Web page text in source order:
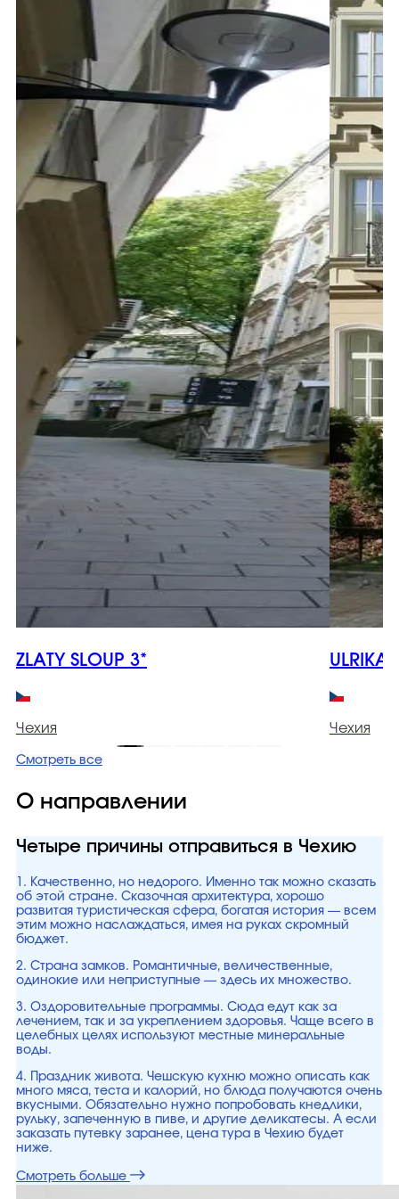
ZLATY SLOUP 3*
Чехия
ULRIKA
Чехия
Смотреть все
О направлении
Четыре причины отправиться в Чехию
1. Качественно, но недорого. Именно так можно сказать
об этой стране. Сказочная архитектура, хорошо
развитая туристическая сфера, богатая история — всем
этим можно наслаждаться, имея на руках скромный
бюджет.
2. Страна замков. Романтичные, величественные,
одинокие или неприступные — здесь их множество.
3. Оздоровительные программы. Сюда едут как за
лечением, так и за укреплением здоровья. Чаще всего в
целебных целях используют местные минеральные
воды.
4. Праздник живота. Чешскую кухню можно описать как
много мяса, теста и калорий, но блюда получаются очень
вкусными. Обязательно нужно попробовать кнедлики,
рульку, запеченную в пиве, и другие деликатесы. А если
заказать путевку заранее, цена тура в Чехию будет
ниже.
Смотреть больше